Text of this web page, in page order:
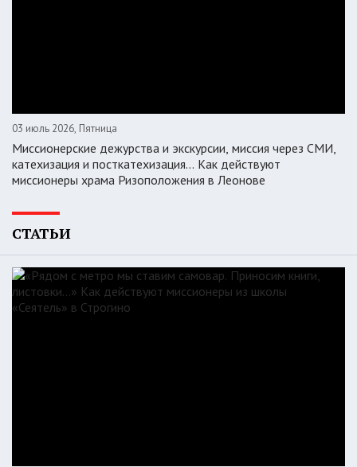
03 июль 2026, Пятница
Миссионерские дежурства и экскурсии, миссия через СМИ,
катехизация и посткатехизация… Как действуют
миссионеры храма Ризоположения в Леонове
СТАТЬИ